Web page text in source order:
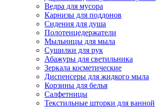
Ведра для мусора
Карнизы для поддонов
Сидения для душа
Полотенцедержатели
Мыльницы для мыла
Сушилки для рук
Абажуры для светильника
Зеркала косметические
Диспенсеры для жидкого мыла
Корзины для белья
Салфетницы
Текстильные шторки для ванной